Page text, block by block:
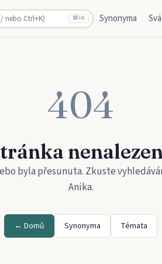
⌘+K Synonyma
404
byla přesunuta. Zkuste
Anika.
← Domů Synonyma Témata